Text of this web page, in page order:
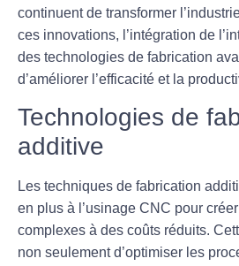
continuent de transformer
ces innovations, l’intégration de
des technologies de fabrication
d’améliorer l’efficacité et la
Technologies de
additive
Les techniques de fabrication
en plus à l’usinage CNC pour
complexes à des coûts réduits.
non seulement d’optimiser les